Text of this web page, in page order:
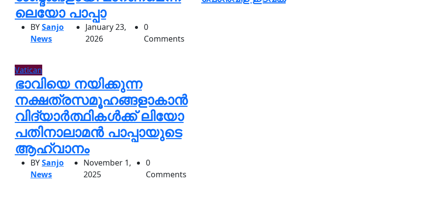
ലെയോ പാപ്പാ
BYSanjo
News
January 23,
2026
0
Comments
Vatican
ഭാവിയെ നയിക്കുന്ന
നക്ഷത്രസമൂഹങ്ങളാകാൻ
വിദ്യാർത്ഥികൾക്ക് ലിയോ
പതിനാലാമൻ പാപ്പായുടെ
ആഹ്വാനം
BYSanjo
News
November 1,
2025
0
Comments